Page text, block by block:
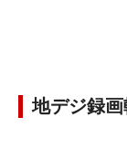
地デジ録